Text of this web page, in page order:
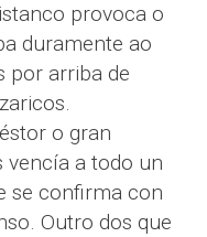
provoca o
duramente ao
por arriba de
o gran
vencía a todo un
se confirma con
Outro dos que